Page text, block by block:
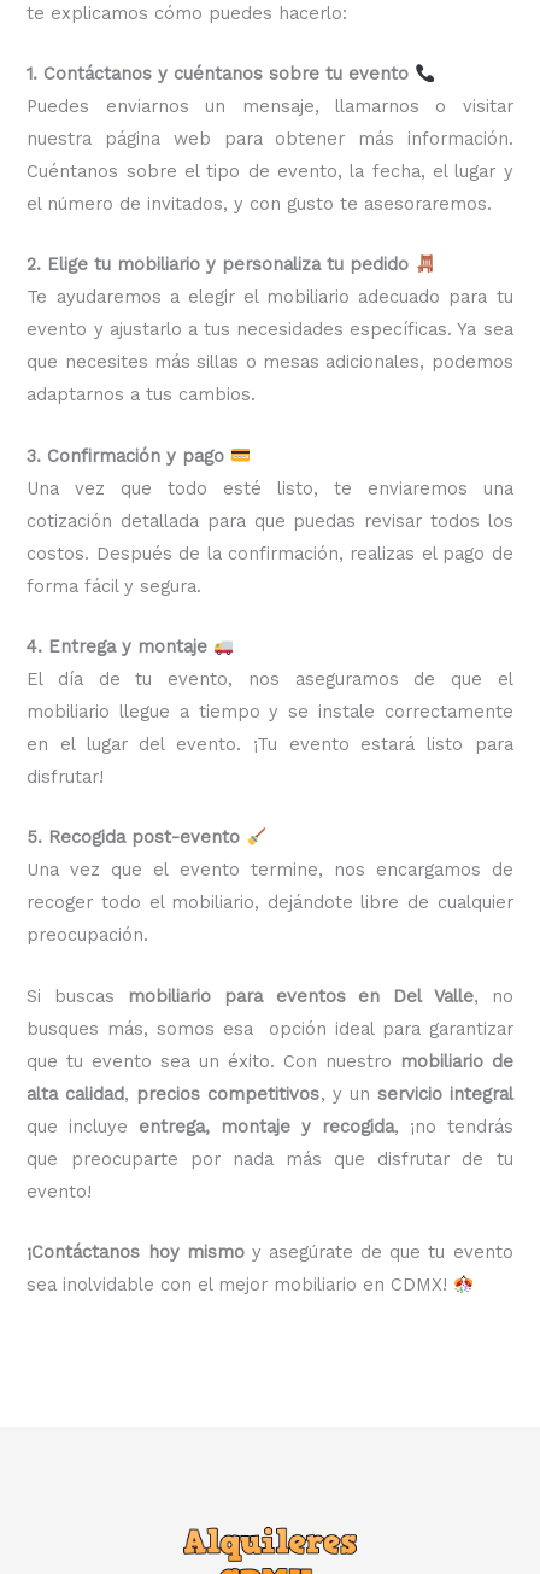
te explicamos cómo puedes hacerlo:
1. Contáctanos y cuéntanos sobre tu evento
Puedes enviarnos un mensaje, llamarnos o visitar
nuestra página web para obtener más información.
Cuéntanos sobre el tipo de evento, la fecha, el lugar y
el número de invitados, y con gusto te asesoraremos.
2. Elige tu mobiliario y personaliza tu pedido
Te ayudaremos a elegir el mobiliario adecuado para tu
evento y ajustarlo a tus necesidades específicas. Ya sea
que necesites más sillas o mesas adicionales, podemos
adaptarnos a tus cambios.
3. Confirmación y pago
Una vez que todo esté listo, te enviaremos una
cotización detallada para que puedas revisar todos los
costos. Después de la confirmación, realizas el pago de
forma fácil y segura.
4. Entrega y montaje
El día de tu evento, nos aseguramos de que el
mobiliario llegue a tiempo y se instale correctamente
en el lugar del evento. ¡Tu evento estará listo para
disfrutar!
5. Recogida post-evento
Una vez que el evento termine, nos encargamos de
recoger todo el mobiliario, dejándote libre de cualquier
preocupación.
Si buscas mobiliario para eventos en Del Valle, no
busques más, somos esa opción ideal para garantizar
que tu evento sea un éxito. Con nuestro mobiliario de
alta calidad, precios competitivos, y un servicio integral
que incluye entrega, montaje y recogida, ¡no tendrás
que preocuparte por nada más que disfrutar de tu
evento!
¡Contáctanos hoy mismoy asegúrate de que tu evento
sea inolvidable con el mejor mobiliario en CDMX!